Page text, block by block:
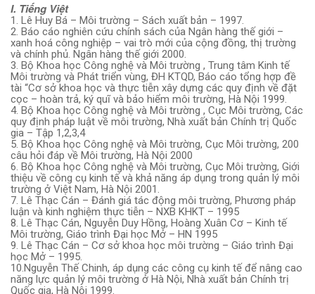
I. Tiếng Việt
1. Lê Huy Bá – Môi trường – Sách xuất bản – 1997.
2. Báo cáo nghiên cứu chính sách của Ngân hàng thế giới –
xanh hoá công nghiệp – vai trò mới của cộng đồng, thị trường
và chính phủ. Ngân hàng thế giới 2000.
3. Bộ Khoa học Công nghệ và Môi trường , Trung tâm Kinh tế
Môi trường và Phát triển vùng, ĐH KTQD, Báo cáo tổng hợp đề
tài “Cơ sở khoa học và thực tiễn xây dựng các quy định về đặt
cọc – hoàn trả, ký quĩ và bảo hiểm môi trường, Hà Nội 1999.
4. Bộ Khoa học Công nghệ và Môi trường , Cục Môi trường, Các
quy định pháp luật về môi trường, Nhà xuất bản Chính trị Quốc
gia – Tập 1,2,3,4
5. Bộ Khoa học Công nghệ và Môi trường, Cục Môi trường, 200
câu hỏi đáp về Môi trường, Hà Nội 2000
6. Bộ Khoa học Công nghệ và Môi trường, Cục Môi trường, Giới
thiệu về công cụ kinh tế và khả năng áp dụng trong quản lý môi
trường ở Việt Nam, Hà Nội 2001.
7. Lê Thạc Cán – Đánh giá tác động môi trường, Phương pháp
luận và kinh nghiệm thực tiễn – NXB KHKT – 1995
8. Lê Thạc Cán, Nguyễn Duy Hồng, Hoàng Xuân Cơ – Kinh tế
Môi trường, Giáo trình Đại học Mở – HN 1995
9. Lê Thạc Cán – Cơ sở khoa học môi trường – Giáo trình Đại
học Mở – 1995.
10.Nguyễn Thế Chinh, áp dụng các công cụ kinh tế để nâng cao
năng lực quản lý môi trường ở Hà Nội, Nhà xuất bản Chính trị
Quốc gia, Hà Nội 1999.